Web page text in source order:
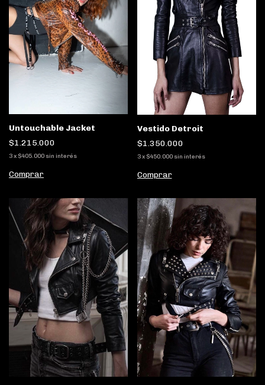
Untouchable Jacket
$1.215.000
3x $405.000 sin interés
Comprar
Vestido Detroit
$1.350.000
3 x $450.000 sin interés
Comprar